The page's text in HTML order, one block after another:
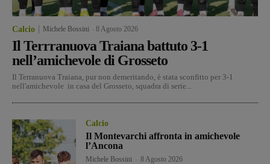
Calcio Michele Bossini 8 Agosto 2026
Il Terrranuova Traiana battuto 3-1
nell’amichevole di Grosseto
Il Terranuova Traiana, pur non demeritando, è stata sconfitto per 3-1
nell'amichevole in casa del Grosseto, squadra di serie...
Calcio
Il Montevarchi affronta in amichevole
l’Ancona
Michele Bossini 8 Agosto 2026